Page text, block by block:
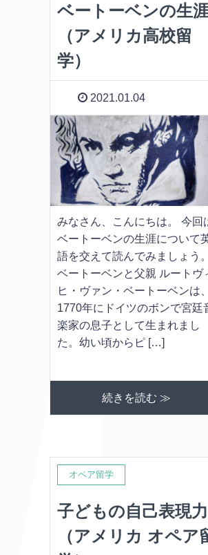
ベートーベンの生
（アメリカ高校留
学）
2021.01.04
みなさん、こんにちは。 今回
ベートーベンの生涯について
語を交えて読んでみましょう。
ベートーベンと父親 ルートヴ
ヒ・ヴァン・ベートーベンは、
1770年にドイツのボンで宮廷
楽家の息子として生まれまし
た。幼い頃からピ […]
続きを読む ≫
オペア留学
子どもの自己表現力
（アメリカ オペア